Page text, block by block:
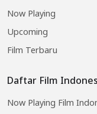
Now Playing
Upcoming
Film Terbaru
Daftar Film
Now Playing Film